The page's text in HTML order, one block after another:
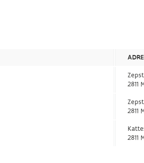
2811
2811
2811